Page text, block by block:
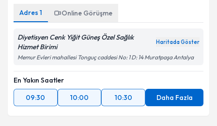
Adres 1 Online Görüşme
Diyetisyen Cenk Yiğit Güneş Özel Sağlık
Hizmet Birimi
Haritada Göster
Memur Evleri mahallesi Tonguç caddesi No: 1 D: 14 Muratpaşa Antalya
En Yakın Saatler
09:30
10:00 10:30 Daha Fazla